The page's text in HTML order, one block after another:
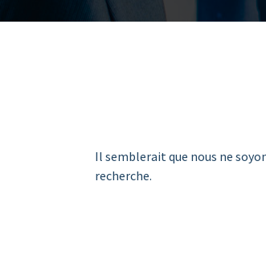
Il semblerait que nous ne
recherche.